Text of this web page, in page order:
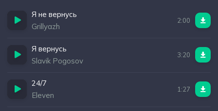
Я не вернусь
Grillyazh
2:00
Я вернусь
Slavik Pogosov
3:20
24/7
Eleven
1:27